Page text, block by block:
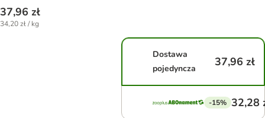
37,96 zł
34,20 zł / kg
Dostawa
pojedyncza
37,96 zł
-15% 32,28